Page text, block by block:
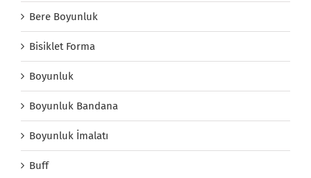
Bere Boyunluk
Bisiklet Forma
Boyunluk
Boyunluk Bandana
Boyunluk İmalatı
Buff